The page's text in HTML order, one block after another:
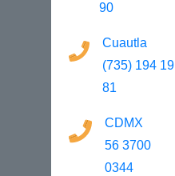
90
Cuautla
(735) 194 19
81
CDMX
56 3700
0344